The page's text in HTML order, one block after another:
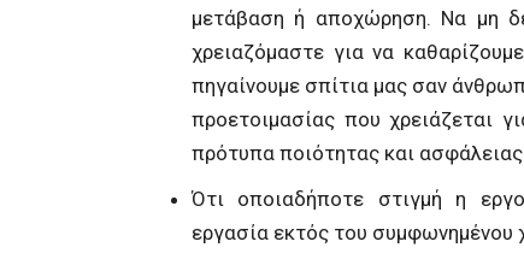
μετάβαση ή αποχώρηση. Να μη
χρειαζόμαστε για να
πηγαίνουμε σπίτια μας σαν
προετοιμασίας που χρειάζεται
πρότυπα ποιότητας και
Ότι οποιαδήποτε στιγμή η
εργασία εκτός του συμφωνημένου